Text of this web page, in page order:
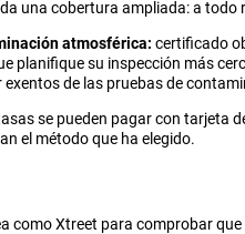
una cobertura ampliada: a
atmosférica: certificado
planifique su inspección más
exentos de las pruebas de
se pueden pagar con tarjeta
el método que ha elegido.
como Xtreet para comprobar